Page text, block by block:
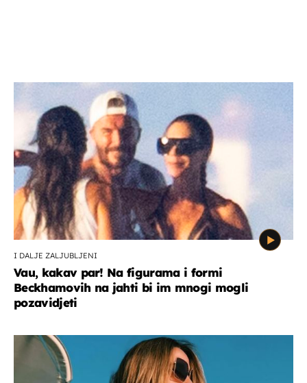
I DALJE ZALJUBLJENI
Vau, kakav par! Na figurama i formi
Beckhamovih na jahti bi im mnogi mogli
pozavidjeti